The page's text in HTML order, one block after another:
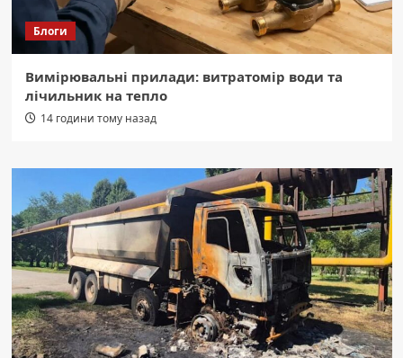
Блоги
Вимірювальні прилади: витратомір води та
лічильник на тепло
14 години тому назад